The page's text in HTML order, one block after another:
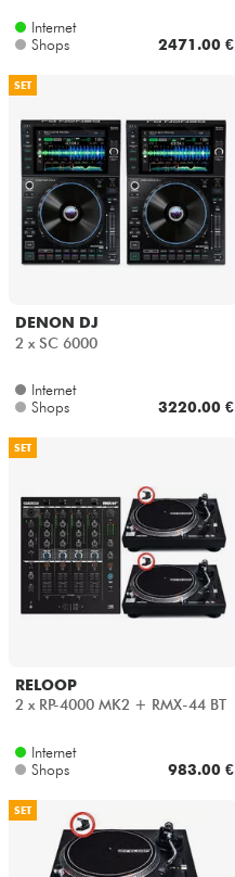
Internet
Shops
2471.00 €
SET
DENON DJ
2 x SC 6000
Internet
Shops
3220.00 €
SET
RELOOP
2 x RP-4000 MK2 + RMX-44 BT
Internet
Shops
983.00 €
SET